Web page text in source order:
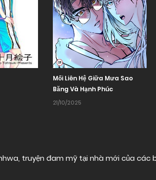
Mối Liên Hệ Giữa Mưa Sao
Băng Và Hạnh Phúc
21/10/2025
truyện đam mỹ tại nhà mới của các